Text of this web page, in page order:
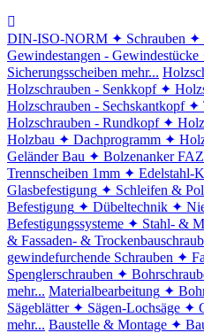
DIN-ISO-NORM ✦ Schrauben ✦
Gewindestangen - Gewindestücke
Sicherungsscheiben mehr...
Holzschrauben - Senkkopf ✦
Holzschrauben - Sechskantkopf ✦
Holzschrauben - Rundkopf ✦
Holzbau ✦ Dachprogramm ✦
Geländer Bau ✦ Bolzenanker
Trennscheiben 1mm ✦ Edelstahl-
Glasbefestigung ✦ Schleifen &
Befestigung ✦ Dübeltechnik ✦
Befestigungssysteme ✦ Stahl- &
& Fassaden- &
gewindefurchende Schrauben ✦
Spenglerschrauben ✦
mehr... Materialbearbeitung ✦
Sägeblätter ✦ Sägen-Lochsäge ✦
mehr... Baustelle & Montage ✦